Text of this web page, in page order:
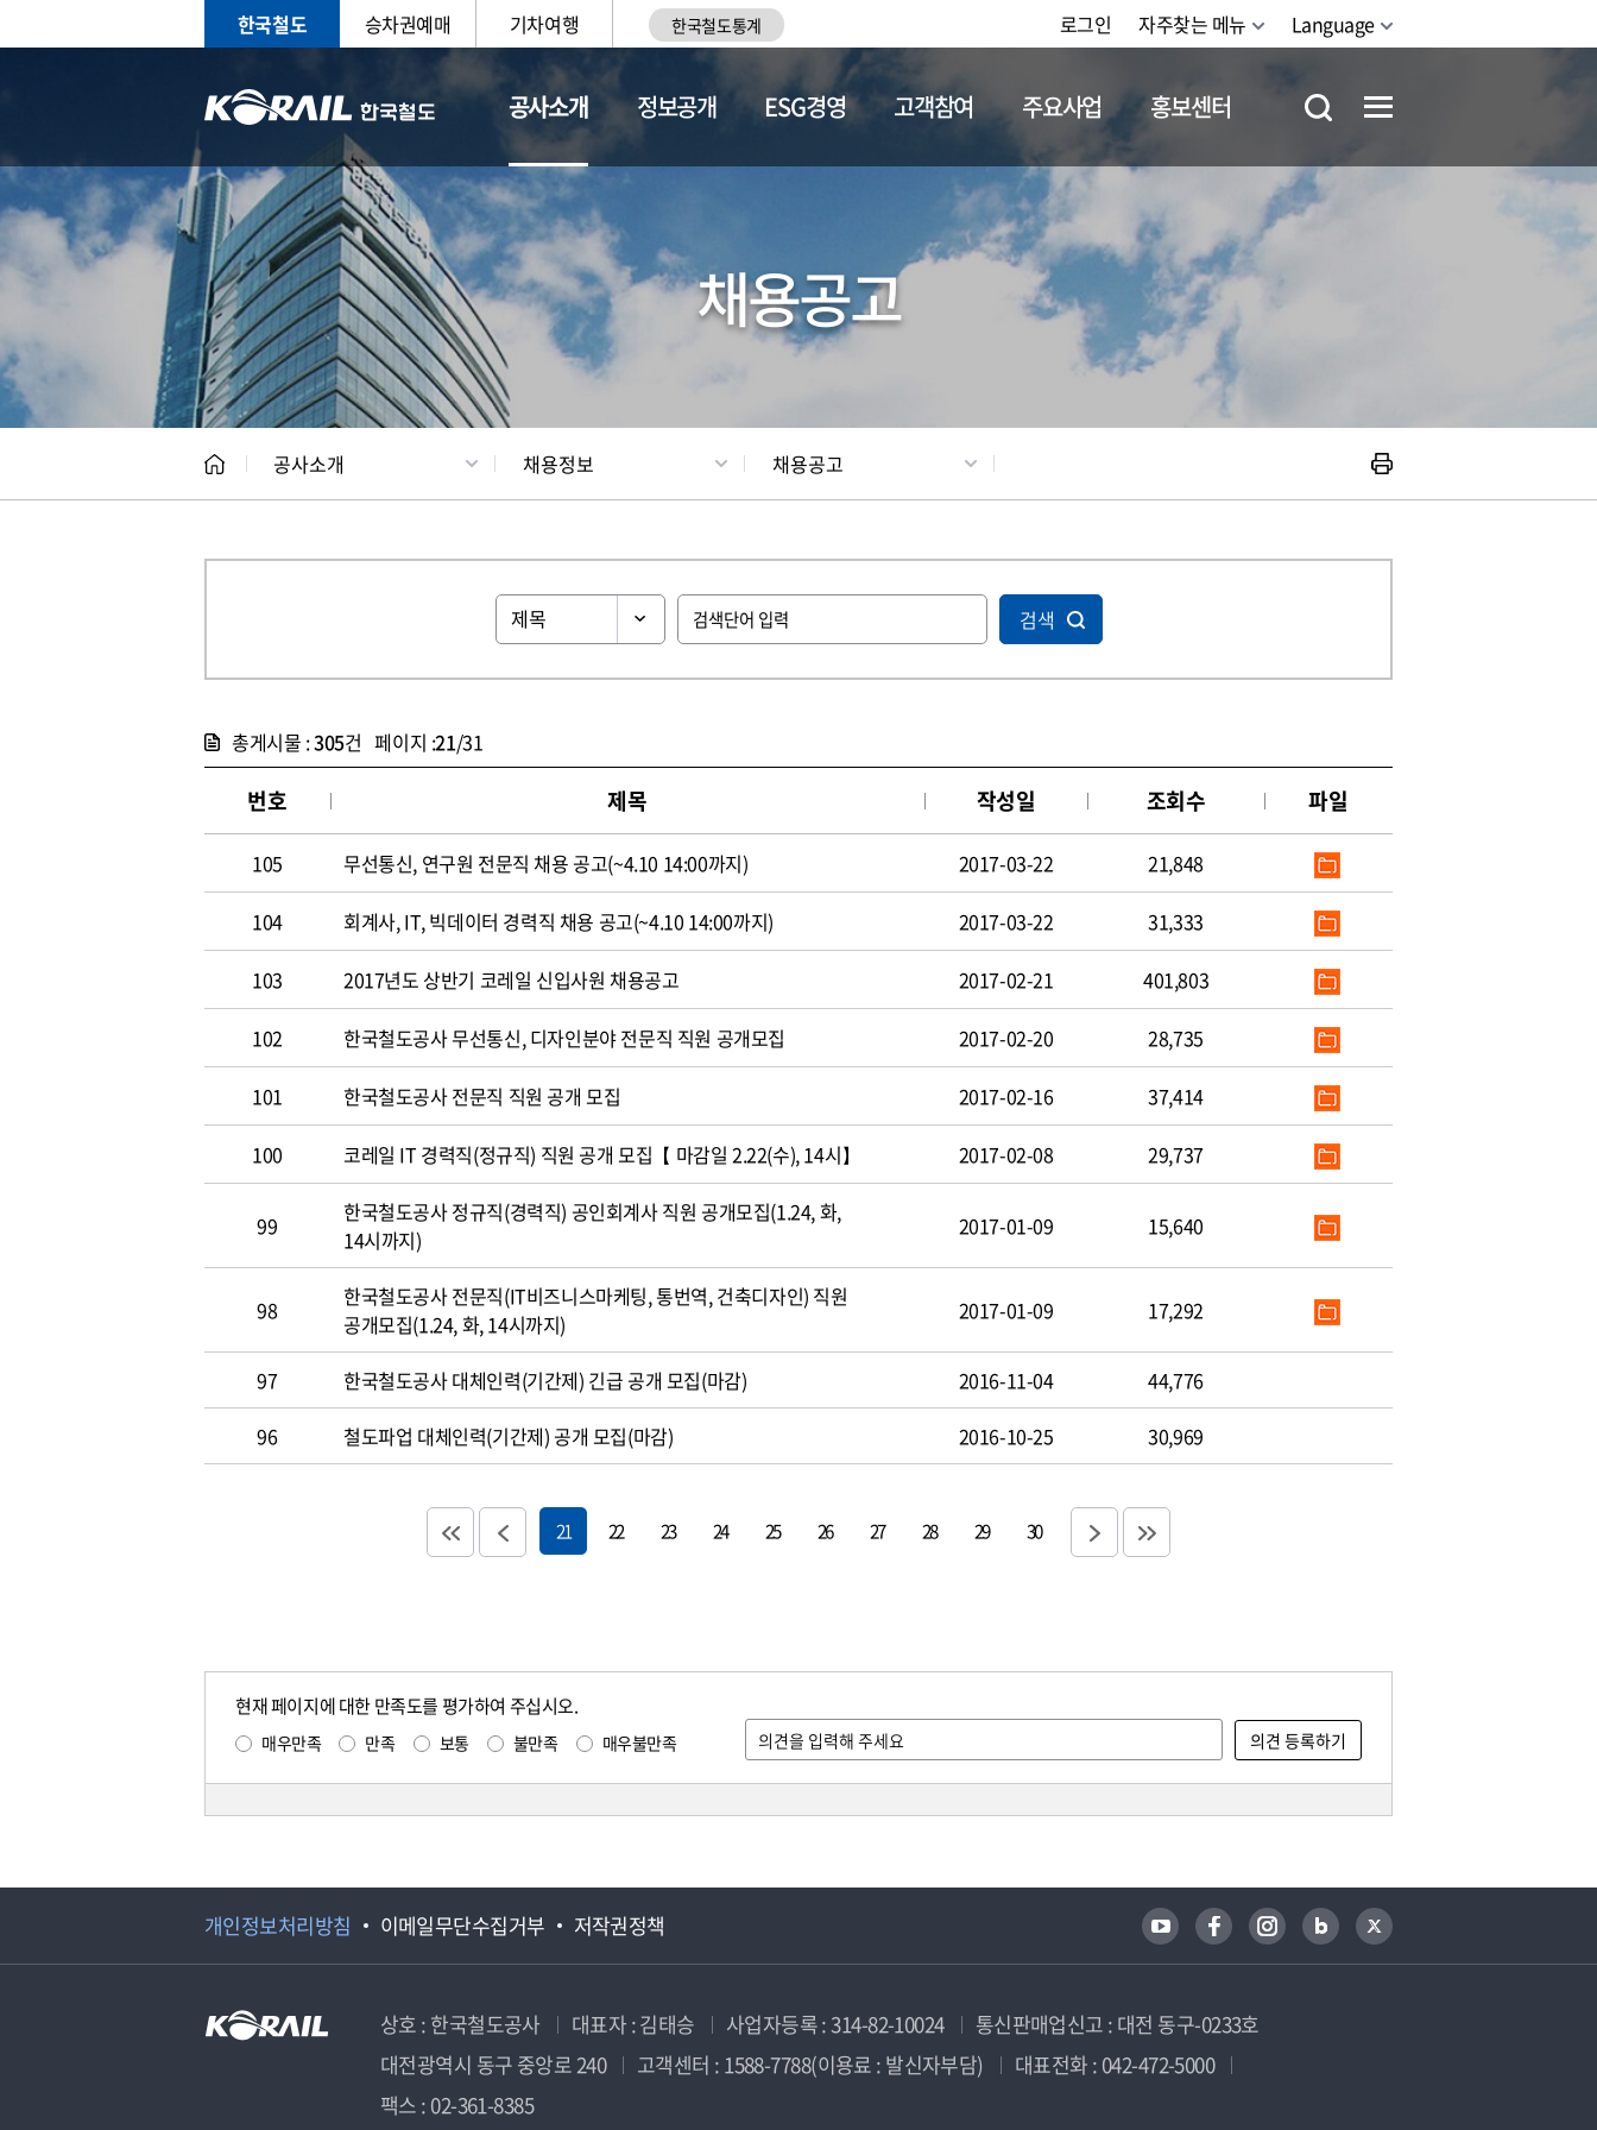
한국철도 승차권예매 기차여행 한국철도통계 로그인 자주찾는 메뉴 Language
공사소개
CEO 일반현황 채용정보
정보공개 ESG경영 고객참여 주요사업 홍보센터
채용공고
공사소개 채용정보 채용공고
검색
총게시물 :305건 페이지 :21/31
번호 제목 작성일 조회수 파일
105 무선통신, 연구원 전문직 채용 공고(~4.10 14:00까지) 2017-03-22 21,848
104 회계사, IT, 빅데이터 경력직 채용 공고(~4.10 14:00까지) 2017-03-22 31,333
103 2017년도 상반기 코레일 신입사원 채용공고 2017-02-21 401,803
102 한국철도공사 무선통신, 디자인분야 전문직 직원 공개모집 2017-02-20 28,735
101 한국철도공사 전문직 직원 공개 모집 2017-02-16 37,414
100 코레일 IT 경력직(정규직) 직원 공개 모집【 마감일 2.22(수), 14시】 2017-02-08 29,737
99
한국철도공사 정규직(경력직) 공인회계사 직원 공개모집(1.24, 화,
14시까지)
2017-01-09 15,640
98
한국철도공사 전문직(IT비즈니스마케팅, 통번역, 건축디자인) 직원
공개모집(1.24, 화, 14시까지)
2017-01-09 17,292
97 한국철도공사 대체인력(기간제) 긴급 공개 모집(마감) 2016-11-04
44,776
96
철도파업 대체인력(기간제) 공개 모집(마감) 2016-10-25 30,969
21 22 23 24 25 26 27 28 29 30
현재 페이지에 대한 만족도를 평가하여 주십시오.
매우만족 만족 보통 불만족 매우불만족
개인정보처리방침 이메일무단수집거부 저작권정책
상호 : 한국철도공사 대표자 : 김태승 사업자등록 : 314-82-10024
통신판매업신고 : 대전 동구-0233호
대전광역시 동구 중앙로 240
고객센터 : 1588-7788(이용료 : 발신자부담)
대표전화 : 042-472-5000
팩스 : 02-361-8385